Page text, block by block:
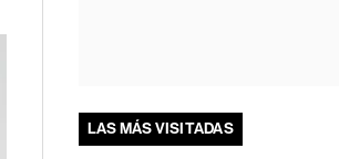
LAS MÁS VISITADAS